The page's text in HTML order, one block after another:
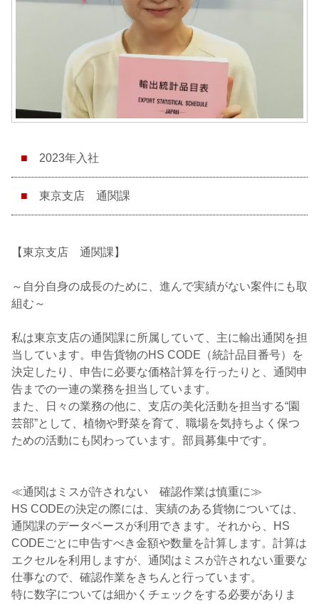
2023年入社
東京支店 通関課
【東京支店 通関課】
～自分自身の成長のために、進んで実績がない案件にも取
組む～
私は東京支店の通関課に所属していて、主に輸出通関を担
当しています。申告貨物のHS CODE（統計品目番号）を
決定したり、申告に必要な価格計算を行ったりと、通関申
告までの一連の業務を担当しています。
また、日々の業務の他に、支店の美化活動を担当する“園
芸部”として、植物や野菜を育て、職場を気持ちよく保つ
ための活動にも関わっています。部員募集中です。
≪通関はミスが許されない 確認作業は慎重に≫
HS CODEの決定の際には、実績のある貨物については、
通関課のデータベースが利用できます。それから、HS
CODEごとに申告すべき金額や数量を計算します。計算は
エクセルを利用しますが、通関はミスが許されない重要な
仕事なので、確認作業をきちんと行っています。
特に数字については細かくチェックをする必要がありま